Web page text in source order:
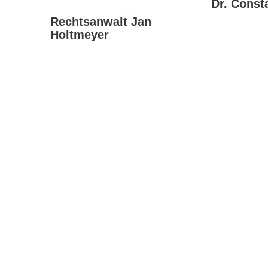
Dr.
Rechtsanwalt Jan
Holtmeyer